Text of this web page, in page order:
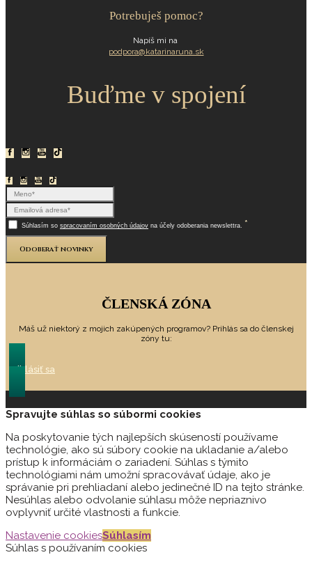
Potrebuješ pomoc?
Napíš mi na
podpora@katarinaruna.sk
Buďme v spojení
Súhlasím so spracovaním osobných údajov na účely odoberania newslettra. *
Odoberať novinky
ČLENSKÁ ZÓNA
Máš už niektorý z mojich zakúpených programov? Prihlás sa do členskej
zóny tu:
Prihlásiť sa
Spravujte súhlas so súbormi cookies
Na poskytovanie tých najlepších skúseností používame
technológie, ako sú súbory cookie na ukladanie a/alebo
prístup k informáciám o zariadení. Súhlas s týmito
technológiami nám umožní spracovávať údaje, ako je
správanie pri prehliadaní alebo jedinečné ID na tejto stránke.
Nesúhlas alebo odvolanie súhlasu môže nepriaznivo
ovplyvniť určité vlastnosti a funkcie.
Nastavenie cookiesSúhlasím
Súhlas s používaním cookies